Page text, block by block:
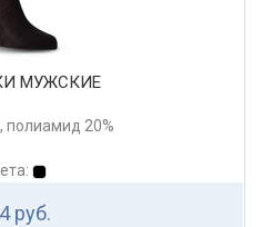
МУЖСКИЕ
полиамид 20%
руб.